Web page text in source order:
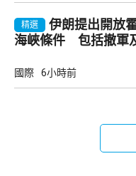
精選
伊朗提出開放
海峽條件 包括撤軍
國際 6小時前